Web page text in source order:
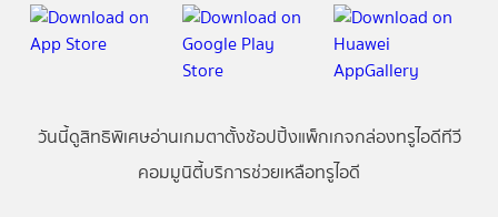
วันนี้ดูสิทธิพิเศษอ่านเกมตาตั้งช้อปปิ้งแพ็กเกจกล่องทรูไอดีทีวี
คอมมูนิตี้บริการช่วยเหลือทรูไอดี